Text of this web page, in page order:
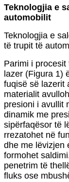
Teknologjia e
automobilit
Teknologjia e
të trupit të
Parimi i
lazer (Figura 1)
fuqisë së lazerit
materialit
presioni i avullit
dinamik me
sipërfaqësor të
rrezatohet në
dhe me lëvizjen
formohet
penetrim të
fluks ose